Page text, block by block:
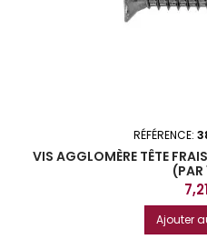
RÉFÉRENCE:
VIS AGGLOMÈRE TÊTE
Prix
Ajouter